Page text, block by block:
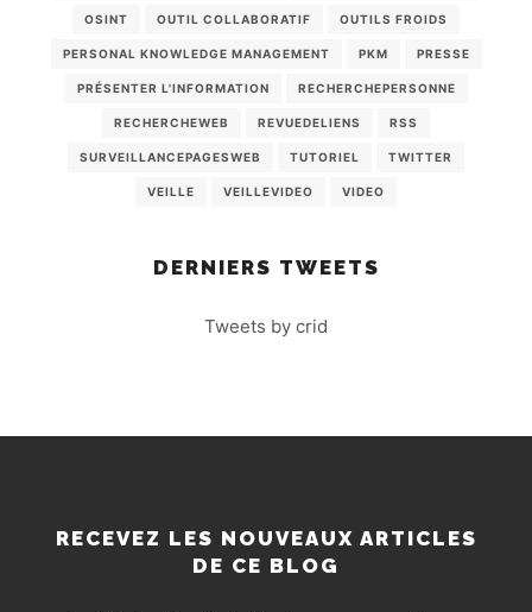
OSINT OUTIL COLLABORATIF OUTILS FROIDS
PERSONAL KNOWLEDGE MANAGEMENT PKM PRESSE
PRÉSENTER L'INFORMATION RECHERCHEPERSONNE
RECHERCHEWEB REVUEDELIENS RSS
SURVEILLANCEPAGESWEB TUTORIEL TWITTER
VEILLE VEILLEVIDEO VIDEO
DERNIERS TWEETS
Tweets by crid
RECEVEZ LES NOUVEAUX ARTICLES
DE CE BLOG